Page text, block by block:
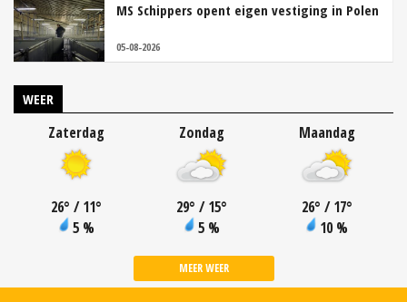
MS Schippers opent eigen vestiging in Polen
05-08-2026
WEER
Zaterdag
26° / 11°
5 %
Zondag
29° / 15°
5 %
Maandag
26° / 17°
10 %
MEER WEER